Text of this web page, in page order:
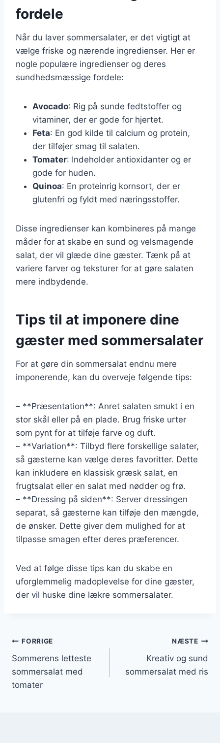
fordele
Når du laver sommersalater, er det vigtigt at
vælge friske og nærende ingredienser. Her er
nogle populære ingredienser og deres
sundhedsmæssige fordele:
Avocado: Rig på sunde fedtstoffer og
vitaminer, der er gode for hjertet.
Feta: En god kilde til calcium og protein,
der tilføjer smag til salaten.
Tomater: Indeholder antioxidanter og er
gode for huden.
Quinoa: En proteinrig kornsort, der er
glutenfri og fyldt med næringsstoffer.
Disse ingredienser kan kombineres på mange
måder for at skabe en sund og velsmagende
salat, der vil glæde dine gæster. Tænk på at
variere farver og teksturer for at gøre salaten
mere indbydende.
Tips til at imponere dine
gæster med sommersalater
For at gøre din sommersalat endnu mere
imponerende, kan du overveje følgende tips:
– **Præsentation**: Anret salaten smukt i en
stor skål eller på en plade. Brug friske urter
som pynt for at tilføje farve og duft.
– **Variation**: Tilbyd flere forskellige salater,
så gæsterne kan vælge deres favoritter. Dette
kan inkludere en klassisk græsk salat, en
frugtsalat eller en salat med nødder og frø.
– **Dressing på siden**: Server dressingen
separat, så gæsterne kan tilføje den mængde,
de ønsker. Dette giver dem mulighed for at
tilpasse smagen efter deres præferencer.
Ved at følge disse tips kan du skabe en
uforglemmelig madoplevelse for dine gæster,
der vil huske dine lækre sommersalater.
Indlægsnavigation
FORRIGE
Sommerens letteste
sommersalat med
tomater
NÆSTE
Kreativ og sund
sommersalat med ris